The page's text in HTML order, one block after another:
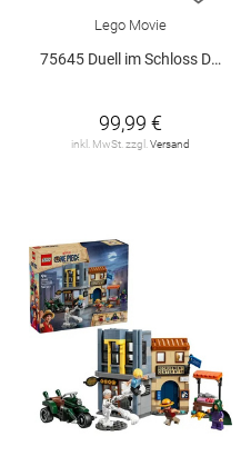
Lego Movie
75645 Duell im Schloss Drumm V29
99,99 €
inkl. MwSt. zzgl. Versand